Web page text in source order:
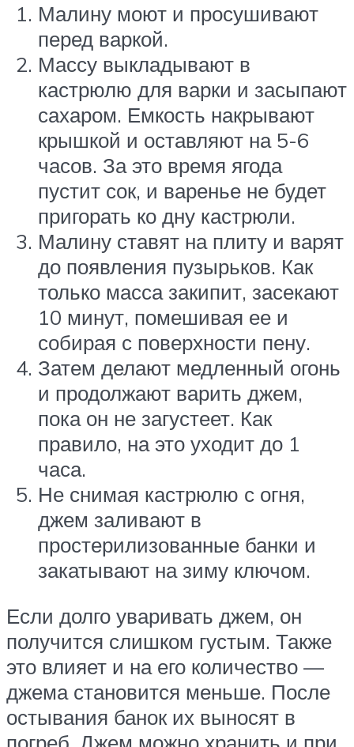
Малину моют и просушивают
перед варкой.
Массу выкладывают в
кастрюлю для варки и засыпают
сахаром. Емкость накрывают
крышкой и оставляют на 5-6
часов. За это время ягода
пустит сок, и варенье не будет
пригорать ко дну кастрюли.
Малину ставят на плиту и варят
до появления пузырьков. Как
только масса закипит, засекают
10 минут, помешивая ее и
собирая с поверхности пену.
Затем делают медленный огонь
и продолжают варить джем,
пока он не загустеет. Как
правило, на это уходит до 1
часа.
Не снимая кастрюлю с огня,
джем заливают в
простерилизованные банки и
закатывают на зиму ключом.
Если долго уваривать джем, он
получится слишком густым. Также
это влияет и на его количество —
джема становится меньше. После
остывания банок их выносят в